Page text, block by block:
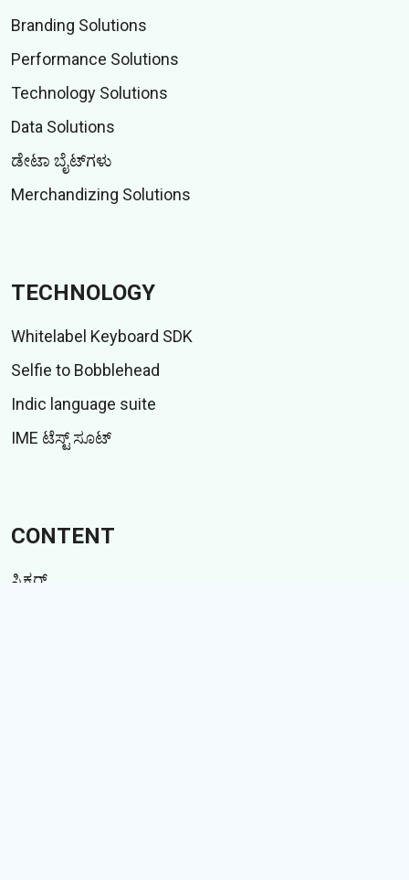
Branding Solutions
Performance Solutions
Technology Solutions
Data Solutions
ಡೇಟಾ ಬೈಟ್‌ಗಳು
Merchandizing Solutions
TECHNOLOGY
Whitelabel Keyboard SDK
Selfie to Bobblehead
Indic language suite
IME ಟೆಸ್ಟ್ ಸೂಟ್
CONTENT
ಸ್ಟಿಕ್ಕರ್